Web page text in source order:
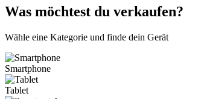
Was möchtest du verkaufen?
Wähle eine Kategorie und finde dein Gerät
Smartphone
Tablet